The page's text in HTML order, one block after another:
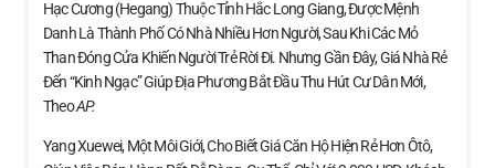
Hạc Cương (Hegang) Thuộc Tỉnh Hắc Long Giang, Được Mệnh
Danh Là Thành Phố Có Nhà Nhiều Hơn Người, Sau Khi Các Mỏ
Than Đóng Cửa Khiến Người Trẻ Rời Đi. Nhưng Gần Đây, Giá Nhà Rẻ
Đến “kinh Ngạc” Giúp Địa Phương Bắt Đầu Thu Hút Cư Dân Mới,
TheoAP.
Yang Xuewei, Một Môi Giới, Cho Biết Giá Căn Hộ Hiện Rẻ Hơn Ôtô,